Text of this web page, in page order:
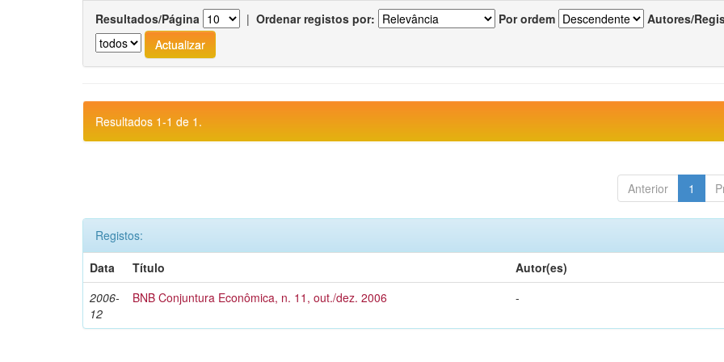
Resultados/Página | Ordenar registos por: Por ordem Autores/
Resultados 1-1 de 1.
Anterior 1
Registos:
Data
Título
Autor(es)
2006-
12
BNB Conjuntura Econômica, n. 11, out./dez. 2006 -